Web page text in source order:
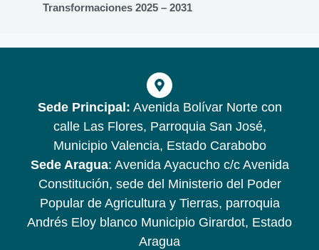
Transformaciones 2025 – 2031
Sede Principal: Avenida Bolívar Norte con
calle Las Flores, Parroquia San José,
Municipio Valencia, Estado Carabobo
Sede Aragua: Avenida Ayacucho c/c Avenida
Constitución, sede del Ministerio del Poder
Popular de Agricultura y Tierras, parroquia
Andrés Eloy blanco Municipio Girardot, Estado
Aragua